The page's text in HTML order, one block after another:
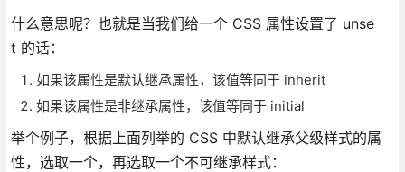
什么意思呢？也就是当我们给一个 CSS 属性设置了 unse
t 的话：
如果该属性是默认继承属性，该值等同于 inherit
如果该属性是非继承属性，该值等同于 initial
举个例子，根据上面列举的 CSS 中默认继承父级样式的属
性，选取一个，再选取一个不可继承样式：